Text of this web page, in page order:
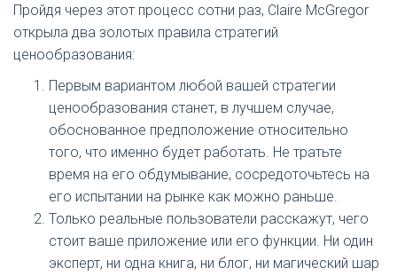
Пройдя через этот процесс сотни раз, Claire McGregor
открыла два золотых правила стратегий
ценообразования:
Первым вариантом любой вашей стратегии
ценообразования станет, в лучшем случае,
обоснованное предположение относительно
того, что именно будет работать. Не тратьте
время на его обдумывание, сосредоточьтесь на
его испытании на рынке как можно раньше.
Только реальные пользователи расскажут, чего
стоит ваше приложение или его функции. Ни один
эксперт, ни одна книга, ни блог, ни магический шар